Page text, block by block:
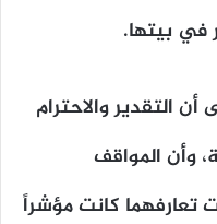
في بيتها.
التقدير والاحترام
وأن المواقف
كانت مؤشراً